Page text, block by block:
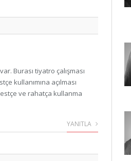
Burası tiyatro çalışması
kullanımına açılması
ve rahatça kullanma
YANITLA